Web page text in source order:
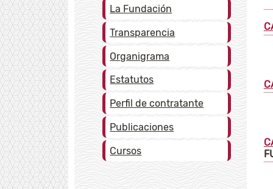
La Fundación
Transparencia
Organigrama
Estatutos
Perfil de contratante
Publicaciones
Cursos